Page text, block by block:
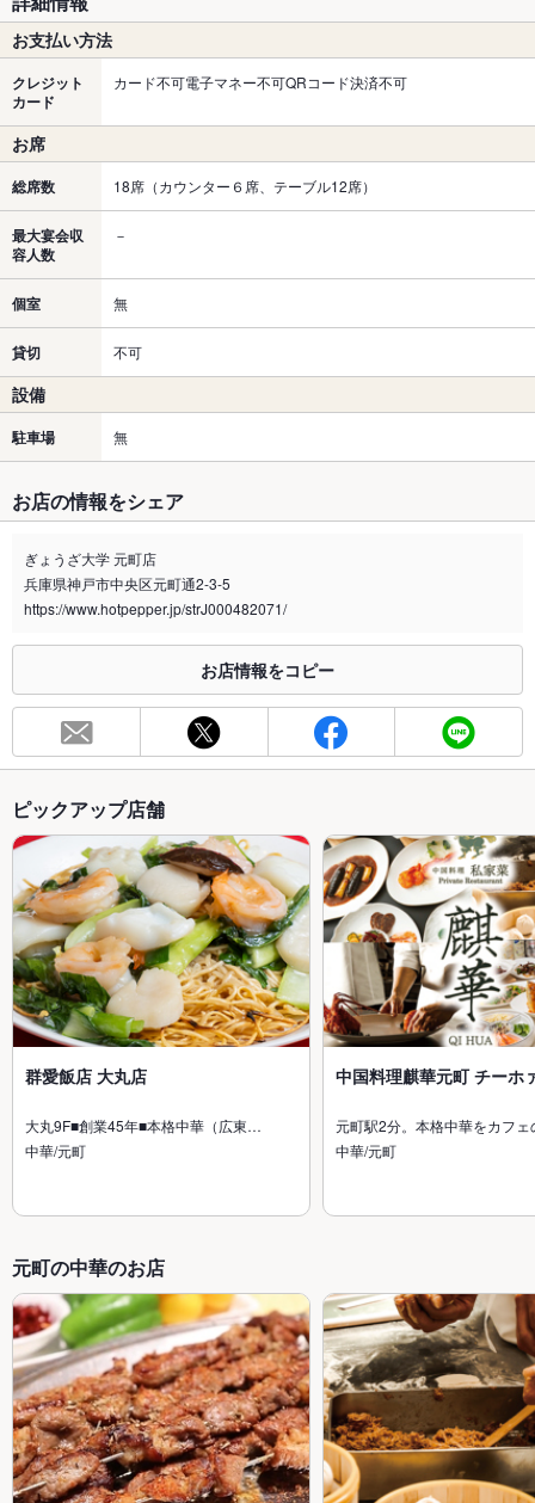
お支払い方法
クレジット
カード
カード不可電子マネー不可QRコード決済不可
お席
総席数 18席（カウンター６席、テーブル12席）
最大宴会収
容人数
－
個室 無
貸切 不可
設備
駐車場 無
お店の情報をシェア
ぎょうざ大学 元町店
兵庫県神戸市中央区元町通2-3-5
https://www.hotpepper.jp/strJ000482071/
お店情報をコピー
ピックアップ店舗
群愛飯店 大丸店
大丸9F■創業45年■本格中華（広東…
中華/元町
中国料理麒華元町 チーホ
元町駅2分。本格中華をカフ
中華/元町
元町の中華のお店